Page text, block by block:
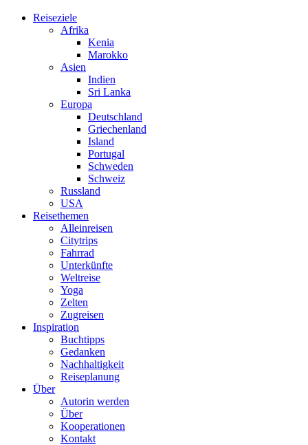
Reiseziele
Afrika
Kenia
Marokko
Asien
Indien
Sri Lanka
Europa
Deutschland
Griechenland
Island
Portugal
Schweden
Schweiz
Russland
USA
Reisethemen
Alleinreisen
Citytrips
Fahrrad
Unterkünfte
Weltreise
Yoga
Zelten
Zugreisen
Inspiration
Buchtipps
Gedanken
Nachhaltigkeit
Reiseplanung
Über
Autorin werden
Über
Kooperationen
Kontakt